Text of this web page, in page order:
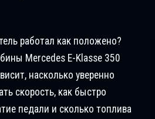
работал как положено?
Mercedes E-Klasse 350
насколько уверенно
скорость, как быстро
педали и сколько топлива